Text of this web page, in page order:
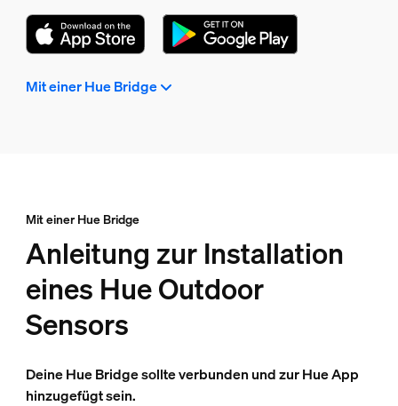
Mit einer Hue Bridge
Mit einer Hue Bridge
Anleitung zur Installation
eines Hue Outdoor
Sensors
Deine Hue Bridge sollte verbunden und zur Hue App
hinzugefügt sein.